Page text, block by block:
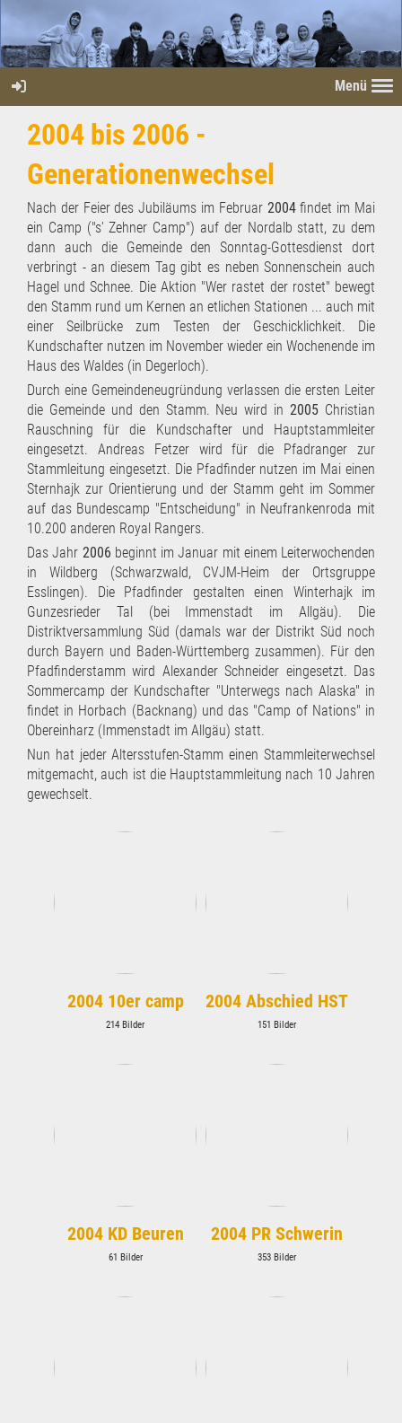
Menü
2004 bis 2006 -
Generationenwechsel
Nach der Feier des Jubiläums im Februar 2004findet im Mai
ein Camp ("s' Zehner Camp") auf der Nordalb statt, zu dem
dann auch die Gemeinde den Sonntag-Gottesdienst dort
verbringt - an diesem Tag gibt es neben Sonnenschein auch
Hagel und Schnee. Die Aktion "Wer rastet der rostet" bewegt
den Stamm rund um Kernen an etlichen Stationen ... auch mit
einer Seilbrücke zum Testen der Geschicklichkeit. Die
Kundschafter nutzen im November wieder ein Wochenende im
Haus des Waldes (in Degerloch).
Durch eine Gemeindeneugründung verlassen die ersten Leiter
die Gemeinde und den Stamm. Neu wird in 2005 Christian
Rauschning für die Kundschafter und Hauptstammleiter
eingesetzt. Andreas Fetzer wird für die Pfadranger zur
Stammleitung eingesetzt. Die Pfadfinder nutzen im Mai einen
Sternhajk zur Orientierung und der Stamm geht im Sommer
auf das Bundescamp "Entscheidung" in Neufrankenroda mit
10.200 anderen Royal Rangers.
Das Jahr 2006 beginnt im Januar mit einem Leiterwochenden
in Wildberg (Schwarzwald, CVJM-Heim der Ortsgruppe
Esslingen). Die Pfadfinder gestalten einen Winterhajk im
Gunzesrieder Tal (bei Immenstadt im Allgäu). Die
Distriktversammlung Süd (damals war der Distrikt Süd noch
durch Bayern und Baden-Württemberg zusammen). Für den
Pfadfinderstamm wird Alexander Schneider eingesetzt. Das
Sommercamp der Kundschafter "Unterwegs nach Alaska" in
findet in Horbach (Backnang) und das "Camp of Nations" in
Obereinharz (Immenstadt im Allgäu) statt.
Nun hat jeder Altersstufen-Stamm einen Stammleiterwechsel
mitgemacht, auch ist die Hauptstammleitung nach 10 Jahren
gewechselt.
2004 10er camp
214 Bilder
2004 Abschied HST
151 Bilder
2004 KD Beuren
61 Bilder
2004 PR Schwerin
353 Bilder